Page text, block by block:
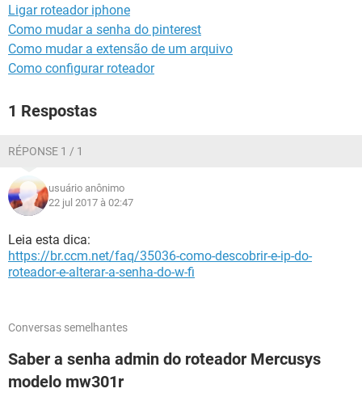
Ligar roteador iphone
Como mudar a senha do pinterest
Como mudar a extensão de um arquivo
Como configurar roteador
1 Respostas
RÉPONSE 1 / 1
usuário anônimo
22 jul 2017 à 02:47
Leia esta dica:
https://br.ccm.net/faq/35036-como-descobrir-e-ip-do-
roteador-e-alterar-a-senha-do-w-fi
Conversas semelhantes
Saber a senha admin do roteador Mercusys
modelo mw301r